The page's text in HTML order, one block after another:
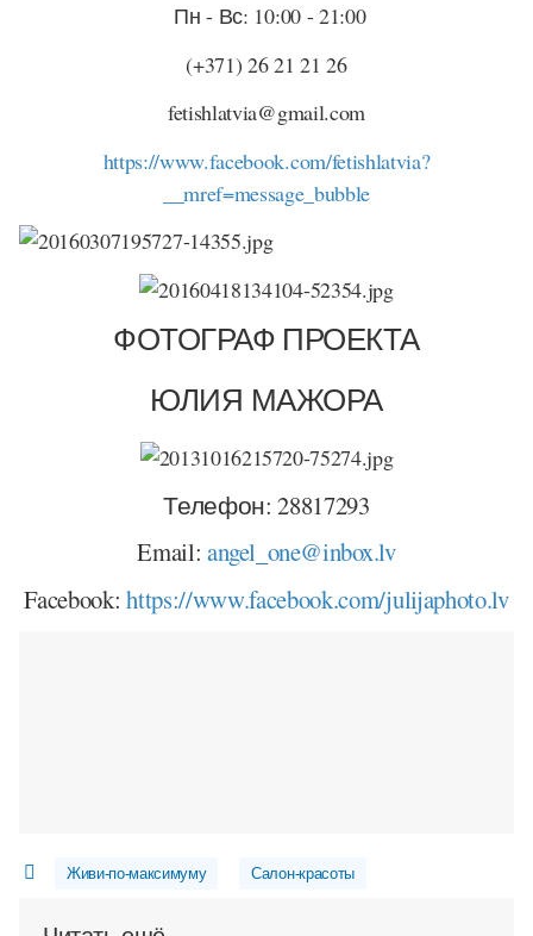
Пн - Вс: 10:00 - 21:00
(+371) 26 21 21 26
fetishlatvia@gmail.com
https://www.facebook.com/fetishlatvia?
__mref=message_bubble
ФОТОГРАФ ПРОЕКТА
ЮЛИЯ МАЖОРА
Телефон:28817293
Email:angel_one@inbox.lv
Facebook:https://www.facebook.com/julijaphoto.lv
Живи-по-максимуму Салон-красоты